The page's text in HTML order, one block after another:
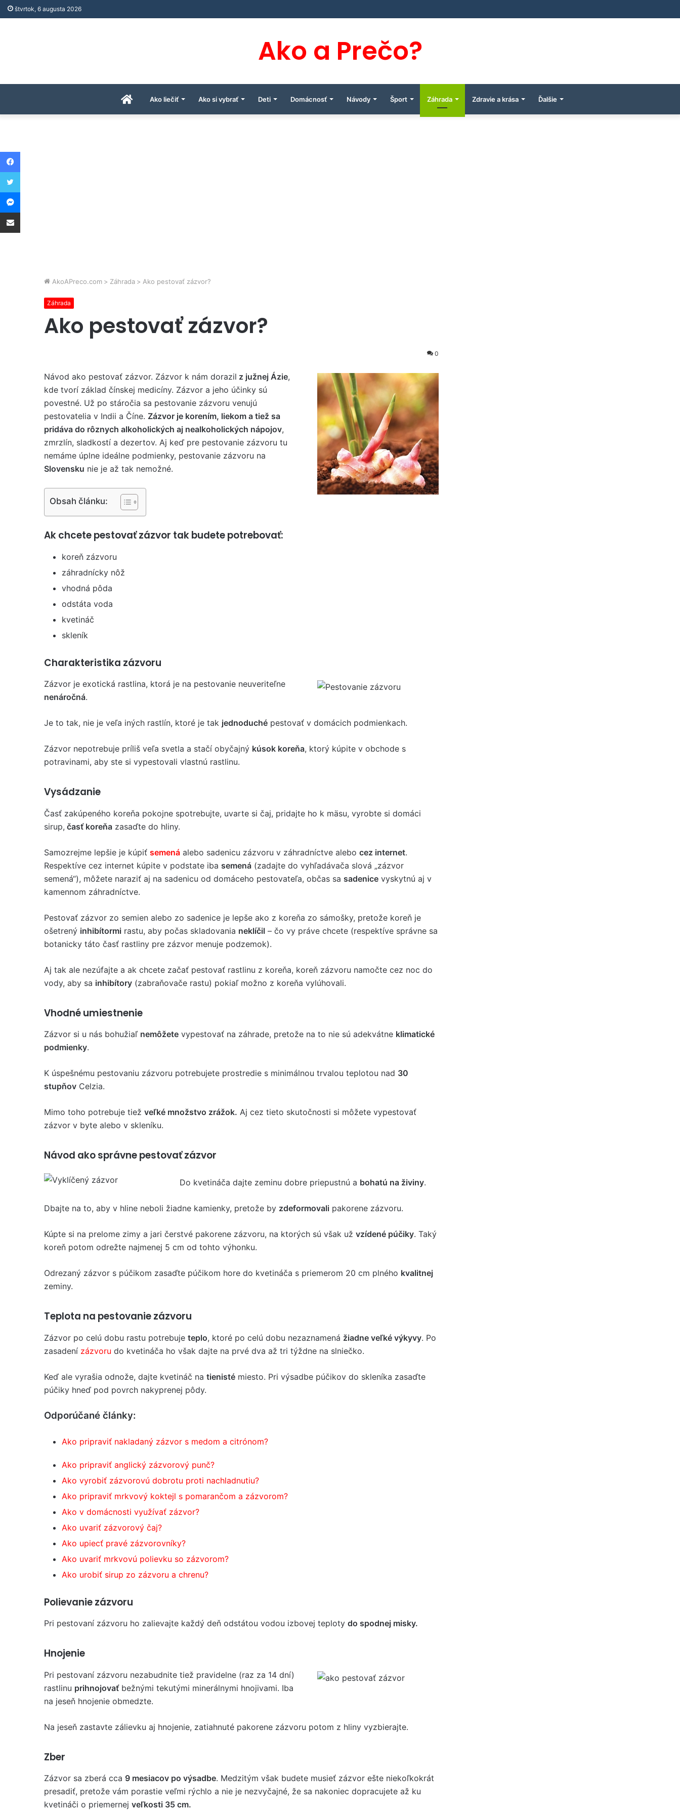
štvrtok, 6 augusta 2026
Ako a Prečo?
ÚvodnáAko liečiť Ako si vybrať Deti Domácnosť Návody Šport Záhrada Zdravie a krása Ďalšie
AkoAPreco.com > Záhrada > Ako pestovať zázvor?
Záhrada
Ako pestovať zázvor?
0
Návod ako pestovať zázvor. Zázvor k nám dorazil z južnej Ázie,
kde tvorí základ čínskej medicíny. Zázvor a jeho účinky sú
povestné. Už po stáročia sa pestovanie zázvoru venujú
pestovatelia v Indii a Číne. Zázvor je korením, liekom a tiež sa
pridáva do rôznych alkoholických aj nealkoholických nápojov,
zmrzlín, sladkostí a dezertov. Aj keď pre pestovanie zázvoru tu
nemáme úplne ideálne podmienky, pestovanie zázvoru na
Slovensku nie je až tak nemožné.
Obsah článku:
Ak chcete pestovať zázvor tak budete potrebovať:
koreň zázvoru
záhradnícky nôž
vhodná pôda
odstáta voda
kvetináč
skleník
Charakteristika zázvoru
Zázvor je exotická rastlina, ktorá je na pestovanie neuveriteľne
nenáročná.
Je to tak, nie je veľa iných rastlín, ktoré je tak jednoduché pestovať v domácich podmienkach.
Zázvor nepotrebuje príliš veľa svetla a stačí obyčajný kúsok koreňa, ktorý kúpite v obchode s
potravinami, aby ste si vypestovali vlastnú rastlinu.
Vysádzanie
Časť zakúpeného koreňa pokojne spotrebujte, uvarte si čaj, pridajte ho k mäsu, vyrobte si domáci
sirup, časť koreňa zasaďte do hliny.
Samozrejme lepšie je kúpiť semená alebo sadenicu zázvoru v záhradníctve alebo cez internet.
Respektíve cez internet kúpite v podstate iba semená (zadajte do vyhľadávača slová „zázvor
semená“), môžete naraziť aj na sadenicu od domáceho pestovateľa, občas sa sadenice vyskytnú aj v
kamennom záhradníctve.
Pestovať zázvor zo semien alebo zo sadenice je lepše ako z koreňa zo sámošky, pretože koreň je
ošetrený inhibítormi rastu, aby počas skladovania neklíčil – čo vy práve chcete (respektíve správne sa
botanicky táto časť rastliny pre zázvor menuje podzemok).
Aj tak ale nezúfajte a ak chcete začať pestovať rastlinu z koreňa, koreň zázvoru namočte cez noc do
vody, aby sa inhibítory (zabraňovače rastu) pokiaľ možno z koreňa vylúhovali.
Vhodné umiestnenie
Zázvor si u nás bohužiaľ nemôžete vypestovať na záhrade, pretože na to nie sú adekvátne klimatické
podmienky.
K úspešnému pestovaniu zázvoru potrebujete prostredie s minimálnou trvalou teplotou nad 30
stupňov Celzia.
Mimo toho potrebuje tiež veľké množstvo zrážok. Aj cez tieto skutočnosti si môžete vypestovať
zázvor v byte alebo v skleníku.
Návod ako správne pestovať zázvor
Do kvetináča dajte zeminu dobre priepustnú a bohatú na živiny.
Dbajte na to, aby v hline neboli žiadne kamienky, pretože by zdeformovali pakorene zázvoru.
Kúpte si na prelome zimy a jari čerstvé pakorene zázvoru, na ktorých sú však už vzídené púčiky. Taký
koreň potom odrežte najmenej 5 cm od tohto výhonku.
Odrezaný zázvor s púčikom zasaďte púčikom hore do kvetináča s priemerom 20 cm plného kvalitnej
zeminy.
Teplota na pestovanie zázvoru
Zázvor po celú dobu rastu potrebuje teplo, ktoré po celú dobu nezaznamená žiadne veľké výkyvy. Po
zasadení zázvoru do kvetináča ho však dajte na prvé dva až tri týždne na slniečko.
Keď ale vyrašia odnože, dajte kvetináč na tienisté miesto. Pri výsadbe púčikov do skleníka zasaďte
púčiky hneď pod povrch nakyprenej pôdy.
Odporúčané články:
Ako pripraviť nakladaný zázvor s medom a citrónom?
Ako pripraviť anglický zázvorový punč?
Ako vyrobiť zázvorovú dobrotu proti nachladnutiu?
Ako pripraviť mrkvový koktejl s pomarančom a zázvorom?
Ako v domácnosti využívať zázvor?
Ako uvariť zázvorový čaj?
Ako upiecť pravé zázvorovníky?
Ako uvariť mrkvovú polievku so zázvorom?
Ako urobiť sirup zo zázvoru a chrenu?
Polievanie zázvoru
Pri pestovaní zázvoru ho zalievajte každý deň odstátou vodou izbovej teploty do spodnej misky.
Hnojenie
Pri pestovaní zázvoru nezabudnite tiež pravidelne (raz za 14 dní)
rastlinu prihnojovaťbežnými tekutými minerálnymi hnojivami. Iba
na jeseň hnojenie obmedzte.
Na jeseň zastavte zálievku aj hnojenie, zatiahnuté pakorene zázvoru potom z hliny vyzbierajte.
Zber
Zázvor sa zberá cca 9 mesiacov po výsadbe. Medzitým však budete musieť zázvor ešte niekoľkokrát
presadiť, pretože vám porastie veľmi rýchlo a nie je nezvyčajné, že sa nakoniec dopracujete až ku
kvetináči o priemernej veľkosti 35 cm.
Facebook
Twitter
Messenger
Share via Email